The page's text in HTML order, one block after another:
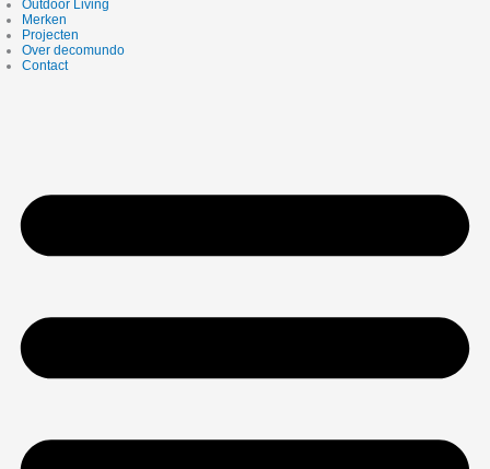
Outdoor Living
Merken
Projecten
Over decomundo
Contact